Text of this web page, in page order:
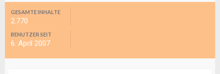
GESAMTE INHALTE
2.770
BENUTZER SEIT
6. April 2007